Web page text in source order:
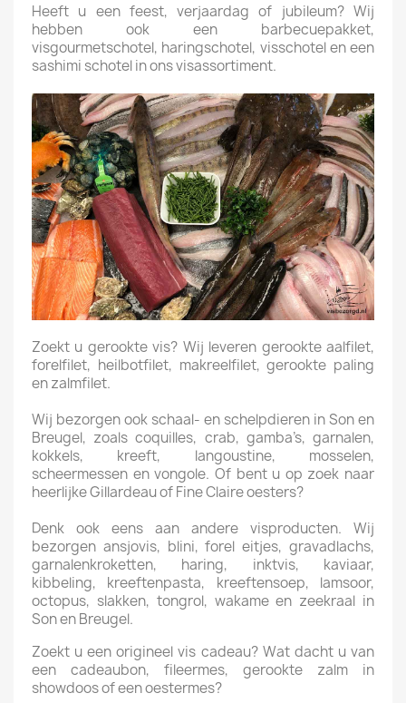
Heeft u een feest, verjaardag of jubileum? Wij
hebben ook een barbecuepakket,
visgourmetschotel, haringschotel, visschotel en een
sashimi schotel in ons visassortiment.
Zoekt u gerookte vis? Wij leveren gerookte aalfilet,
forelfilet, heilbotfilet, makreelfilet, gerookte paling
en zalmfilet.
Wij bezorgen ook schaal- en schelpdieren in Son en
Breugel, zoals coquilles, crab, gamba’s, garnalen,
kokkels, kreeft, langoustine, mosselen,
scheermessen en vongole. Of bent u op zoek naar
heerlijke Gillardeau of Fine Claire oesters?
Denk ook eens aan andere visproducten. Wij
bezorgen ansjovis, blini, forel eitjes, gravadlachs,
garnalenkroketten, haring, inktvis, kaviaar,
kibbeling, kreeftenpasta, kreeftensoep, lamsoor,
octopus, slakken, tongrol, wakame en zeekraal in
Son en Breugel.
Zoekt u een origineel vis cadeau? Wat dacht u van
een cadeaubon, fileermes, gerookte zalm in
showdoos of een oestermes?